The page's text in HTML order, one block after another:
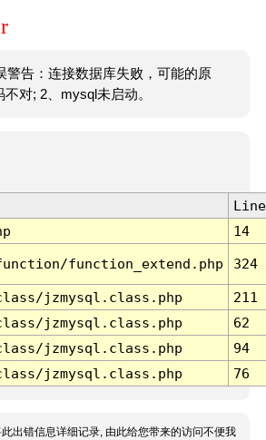
警告：连接数据库失败，可能的原
对; 2、mysql未启动。
Line
14
function_extend.php 324
jzmysql.class.php
211
jzmysql.class.php
62
jzmysql.class.php
94
jzmysql.class.php 76
此出错信息详细记录, 由此给您带来的访问不便我